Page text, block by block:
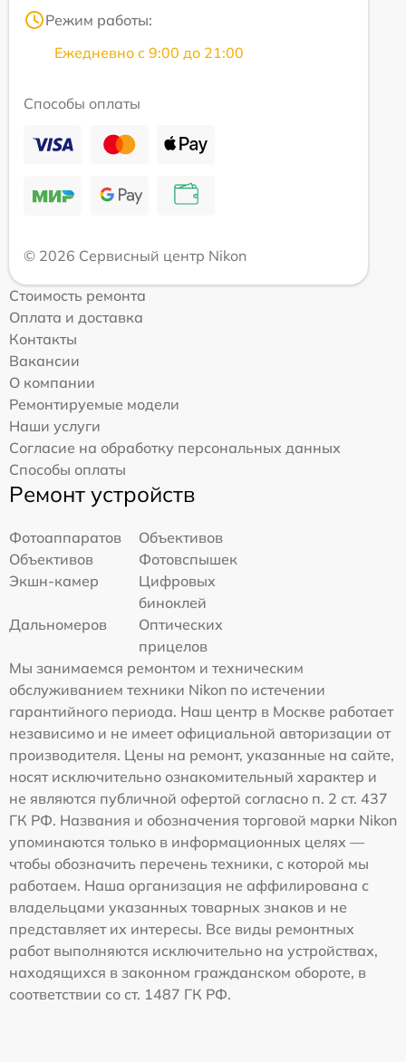
Режим работы:
Ежедневно с 9:00 до 21:00
Способы оплаты
© 2026 Сервисный центр Nikon
Стоимость ремонта
Оплата и доставка
Контакты
Вакансии
О компании
Ремонтируемые модели
Наши услуги
Согласие на обработку персональных данных
Способы оплаты
Ремонт устройств
Фотоаппаратов
Объективов
Объективов
Фотовспышек
Экшн-камер
Цифровых
биноклей
Дальномеров
Оптических
прицелов
Мы занимаемся ремонтом и техническим
обслуживанием техники Nikon по истечении
гарантийного периода. Наш центр в Москве работает
независимо и не имеет официальной авторизации от
производителя. Цены на ремонт, указанные на сайте,
носят исключительно ознакомительный характер и
не являются публичной офертой согласно п. 2 ст. 437
ГК РФ. Названия и обозначения торговой марки Nikon
упоминаются только в информационных целях —
чтобы обозначить перечень техники, с которой мы
работаем. Наша организация не аффилирована с
владельцами указанных товарных знаков и не
представляет их интересы. Все виды ремонтных
работ выполняются исключительно на устройствах,
находящихся в законном гражданском обороте, в
соответствии со ст. 1487 ГК РФ.